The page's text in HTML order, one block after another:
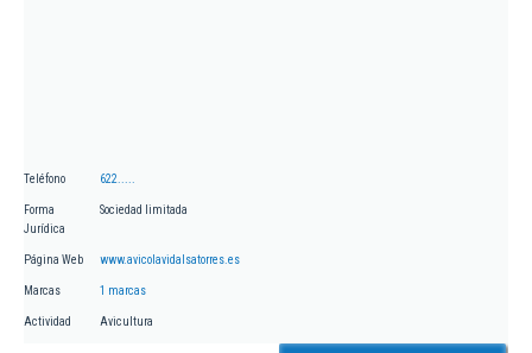
Teléfono 622.....
Forma
Jurídica
Sociedad limitada
Página Web www.avicolavidalsatorres.es
Marcas 1 marcas
Actividad Avicultura